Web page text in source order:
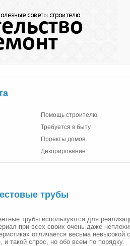
Помощь строителю
Требуется в быту
Проекты домов
Декорирование
трубы
трубы используются для
при всех своих очень даже
отличается весьма невысокой
такой спрос, но обо всем по порядку.